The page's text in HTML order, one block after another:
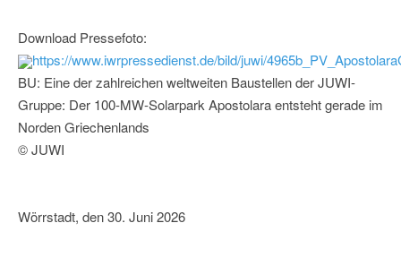
Download Pressefoto:
https://www.iwrpressedienst.de/bild/juwi/
BU: Eine der zahlreichen weltweiten Baustellen der JUWI-
Gruppe: Der 100-MW-Solarpark Apostolara entsteht gerade im
Norden Griechenlands
© JUWI
Wörrstadt, den 30. Juni 2026